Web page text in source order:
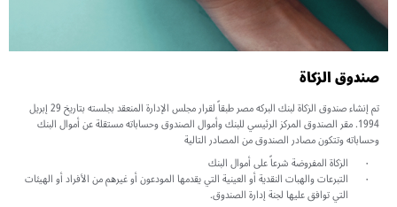
صندوق الزكاة
تم إنشاء صندوق الزكاة لبنك البركه مصر طبقاً لقرار مجلس الإدارة المنعقد بجلسته بتاريخ 29 إبريل
1994. مقر الصندوق المركز الرئيسي للبنك وأموال الصندوق وحساباته مستقلة عن أموال البنك
وحساباته وتتكون مصادر الصندوق من المصادر التالية
الزكاة المفروضة شرعاً على أموال البنك
التبرعات والهبات النقدية أو العينية التي يقدمها المودعون أو غيرهم من الأفراد أو الهيئات
التي توافق عليها لجنة إدارة الصندوق.